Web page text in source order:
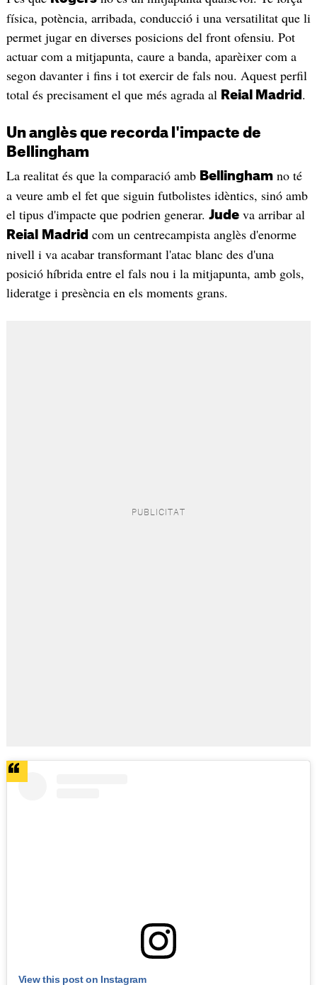
física, potència, arribada, conducció i una versatilitat que li
permet jugar en diverses posicions del front ofensiu. Pot
actuar com a mitjapunta, caure a banda, aparèixer com a
segon davanter i fins i tot exercir de fals nou. Aquest perfil
total és precisament el que més agrada al Reial Madrid .
Un anglès que recorda l'impacte de
Bellingham
La realitat és que la comparació amb Bellinghamno té
a veure amb el fet que siguin futbolistes idèntics, sinó amb
el tipus d'impacte que podrien generar. Judeva arribar al
Reial Madrid com un centrecampista anglès d'enorme
nivell i va acabar transformant l'atac blanc des d'una
posició híbrida entre el fals nou i la mitjapunta, amb gols,
lideratge i presència en els moments grans.
View this post on Instagram